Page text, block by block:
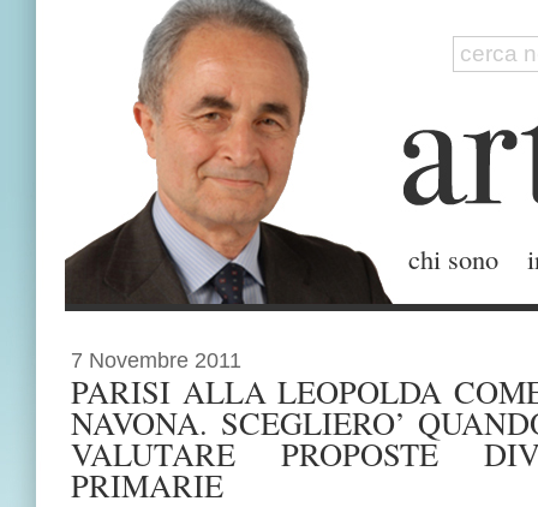
chi sono
7 Novembre 2011
PARISI ALLA LEOPOLDA
NAVONA. SCEGLIERO’
VALUTARE PROPOSTE
PRIMARIE